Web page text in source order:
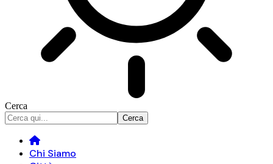
Cerca
Chi Siamo